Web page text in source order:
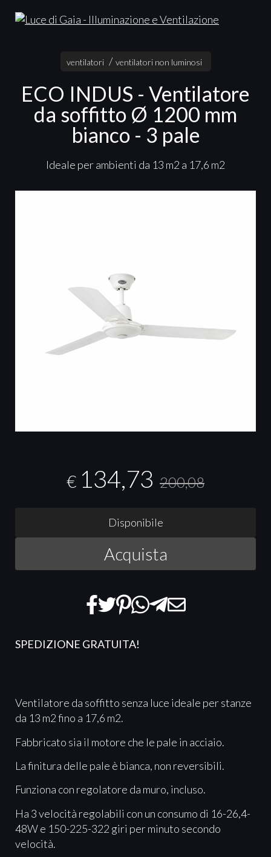
ventilatori ventilatori non luminosi
ECO INDUS - Ventilatore
da soffitto Ø 1200 mm
bianco - 3 pale
Ideale per ambienti da 13 m2 a 17,6 m2
€ 134,73 200,08
Disponibile
Acquista
SPEDIZIONE GRATUITA!
Ventilatore da soffitto senza luce ideale per stanze
da 13 m2 fino a 17,6 m2.
Fabbricato sia il motore che le pale in acciaio.
La finitura delle pale è bianca, non reversibili.
Funziona con regolatore da muro, incluso.
Ha 3 velocità regolabili con un consumo di 16-26,4-
48W e 150-225-322 giri per minuto secondo
velocità.